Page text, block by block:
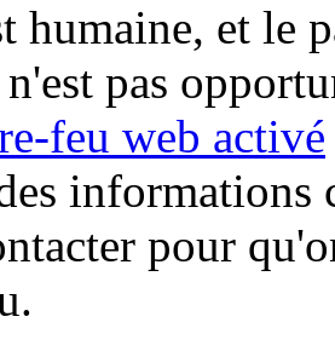
humaine, et le
pas
feu web activé
informations
pour